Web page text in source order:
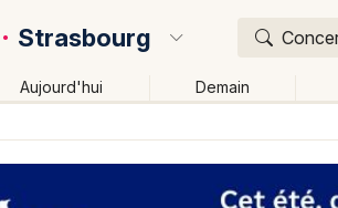
Strasbourg
Aujourd'hui Demain